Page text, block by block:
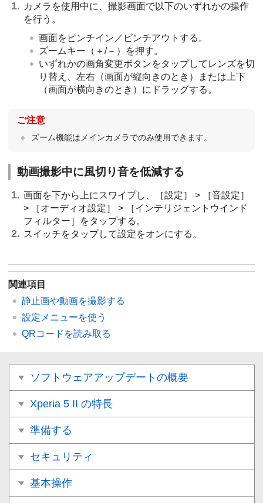
カメラを使用中に、撮影画面で以下のいずれかの操作
を行う。
画面をピンチイン／ピンチアウトする。
ズームキー（＋/－）を押す。
いずれかの画角変更ボタンをタップしてレンズを切
り替え、左右（画面が縦向きのとき）または上下
（画面が横向きのとき）にドラッグする。
ご注意
ズーム機能はメインカメラでのみ使用できます。
動画撮影中に風切り音を低減する
画面を下から上にスワイプし、［設定］ > ［音設定］
> ［オーディオ設定］ > ［インテリジェントウインド
フィルター］をタップする。
スイッチをタップして設定をオンにする。
関連項目
静止画や動画を撮影する
設定メニューを使う
QRコードを読み取る
ソフトウェアアップデートの概要
Xperia 5 II の特長
準備する
セキュリティ
基本操作